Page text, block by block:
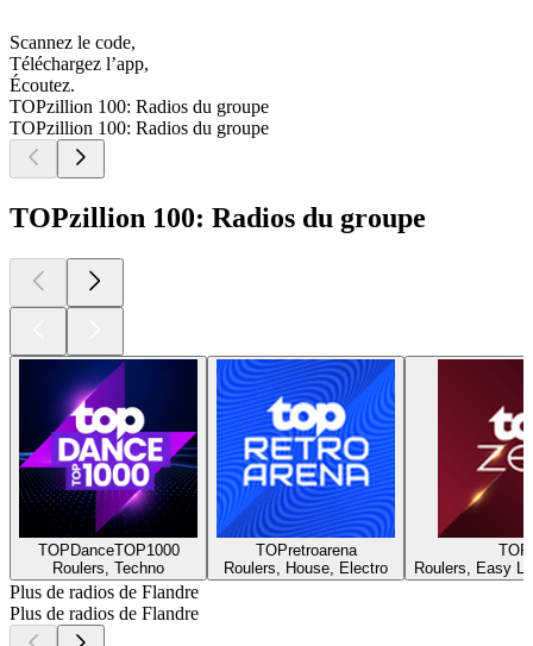
Scannez le code,
Téléchargez l’app,
Écoutez.
TOPzillion 100: Radios du groupe
TOPzillion 100: Radios du groupe
TOPzillion 100: Radios du groupe
TOPDanceTOP1000
Roulers, Techno
TOPretroarena
Roulers, House, Electro
Roulers, Easy
Plus de radios de Flandre
Plus de radios de Flandre